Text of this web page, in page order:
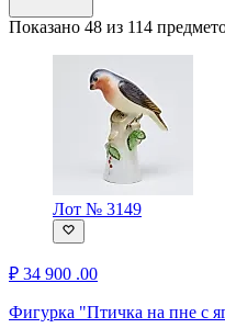
Показано 48 из 114
Лот № 3149
₽ 34 900 .00
Фигурка "Птичка на пне с